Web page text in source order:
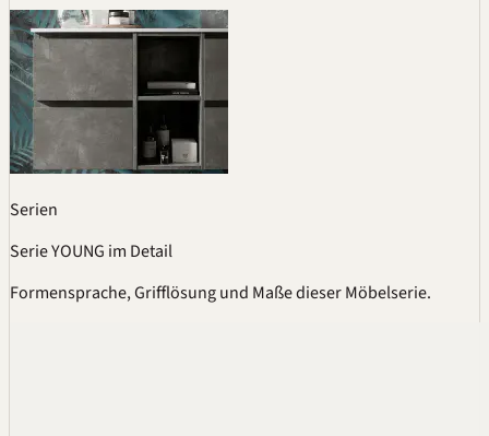
Serien
Serie YOUNG im Detail
Formensprache, Grifflösung und Maße dieser Möbelserie.